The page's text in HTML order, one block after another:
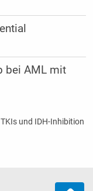
bei AML mit
und IDH-Inhibition